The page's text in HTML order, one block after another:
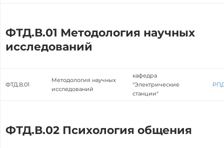
ФТД.В.01 Методология научных
исследований
ФТД.В.01
Методология научных
исследований
кафедра
"Электрические
станции"
ФТД.В.02 Психология общения